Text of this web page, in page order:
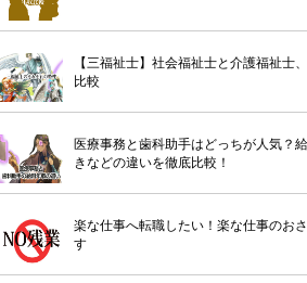
【三福祉士】社会福祉士と介護福祉士
比較
医療事務と歯科助手はどっちが人気？
きなどの違いを徹底比較！
楽な仕事へ転職したい！楽な仕事のお
す